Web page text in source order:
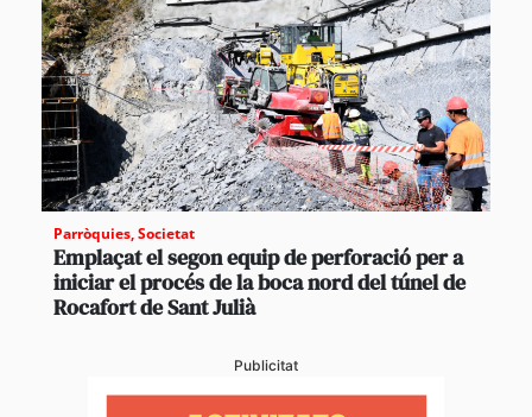
Parròquies,Societat
Emplaçat el segon equip de perforació per a
iniciar el procés de la boca nord del túnel de
Rocafort de Sant Julià
Publicitat